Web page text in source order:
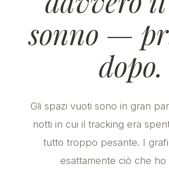
sonno —
dopo.
Gli spazi vuoti sono in gran
notti in cui il tracking era
tutto troppo pesante. I
esattamente ciò che ho